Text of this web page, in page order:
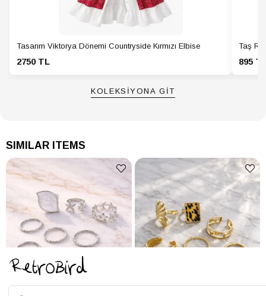
Tasarım Viktorya Dönemi Countryside Kırmızı Elbise
2750 TL
Taş
895
KOLEKSİYONA GİT
SIMILAR ITEMS